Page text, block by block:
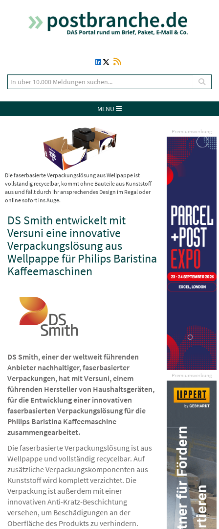
MENU
Premiumwerbung
Premiumwerbung
Die faserbasierte Verpackungslösung aus Wellpappe ist
vollständig recycelbar, kommt ohne Bauteile aus Kunststoff
aus und fällt durch ihr ansprechendes Design im Regal oder
online sofort ins Auge.
DS Smith entwickelt mit
Versuni eine innovative
Verpackungslösung aus
Wellpappe für Philips Baristina
Kaffeemaschinen
DS Smith, einer der weltweit führenden
Anbieter nachhaltiger, faserbasierter
Verpackungen, hat mit Versuni, einem
führenden Hersteller von Haushaltsgeräten,
für die Entwicklung einer innovativen
faserbasierten Verpackungslösung für die
Philips Baristina Kaffeemaschine
zusammengearbeitet.
Die faserbasierte Verpackungslösung ist aus
Wellpappe und vollständig recycelbar. Auf
zusätzliche Verpackungskomponenten aus
Kunststoff wird komplett verzichtet. Die
Verpackung ist außerdem mit einer
innovativen Anti-Kratz-Beschichtung
versehen, um Beschädigungen an der
Oberfläche des Produkts zu verhindern.